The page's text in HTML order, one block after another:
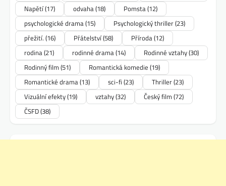
Napětí(17) odvaha(18) Pomsta(12)
psychologické drama(15) Psychologický thriller(23)
přežití. (16) Přátelství(58) Příroda(12)
rodina(21) rodinné drama(14) Rodinné vztahy(30)
Rodinný film (51) Romantická komedie (19)
Romantické drama(13) sci-fi (23) Thriller(23)
Vizuální efekty(19) vztahy(32) Český film (72)
ČSFD(38)